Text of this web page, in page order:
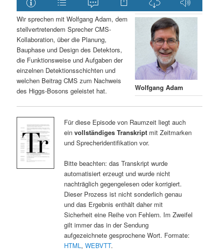
g
e
n
i
n
g
e
Wolfgang Adam
Wir sprechen mit Wolfgang Adam, dem
stellvertretendem Sprecher CMS-
Kollaboration, über die Planung,
Bauphase und Design des Detektors,
die Funktionsweise und Aufgaben der
einzelnen Detektionsschichten und
welchen Beitrag CMS zum Nachweis
des Higgs-Bosons geleistet hat.
Für diese Episode von Raumzeit liegt auch
ein vollständiges Transkriptmit Zeitmarken
und Sprecheridentifikation vor.
Bitte beachten: das Transkript wurde
automatisiert erzeugt und wurde nicht
nachträglich gegengelesen oder korrigiert.
Dieser Prozess ist nicht sonderlich genau
und das Ergebnis enthält daher mit
Sicherheit eine Reihe von Fehlern. Im Zweifel
gilt immer das in der Sendung
aufgezeichnete gesprochene Wort. Formate:
HTML, WEBVTT.